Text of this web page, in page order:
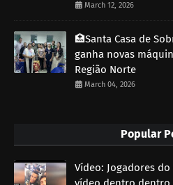
March 12, 2026
🏥Santa Casa de
ganha novas
Região Norte
March 04, 2026
Popular
Vídeo: Jogadores do